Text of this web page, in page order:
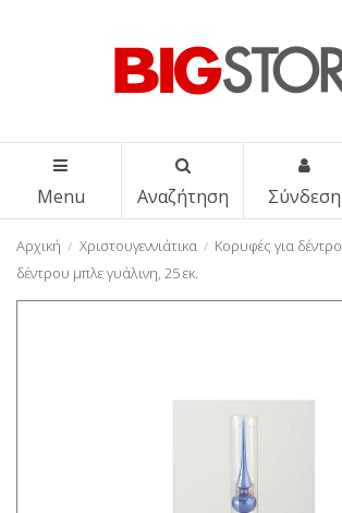
Menu Αναζήτηση Σύνδεση
Αρχική Χριστουγεννιάτικα Κορυφές για δέντρο
δέντρου μπλε γυάλινη, 25 εκ.